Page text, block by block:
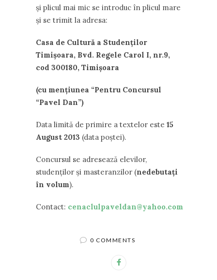
şi plicul mai mic se introduc în plicul mare
şi se trimit la adresa:
Casa de Cultură a Studenţilor
Timişoara, Bvd. Regele Carol I, nr.9,
cod 300180, Timişoara
(cu menţiunea “Pentru Concursul
“Pavel Dan”)
Data limită de primire a textelor este 15
August 2013 (data poştei).
Concursul se adresează elevilor,
studenţilor și masteranzilor (nedebutaţi
în volum).
Contact: cenaclulpaveldan@yahoo.com
0 COMMENTS